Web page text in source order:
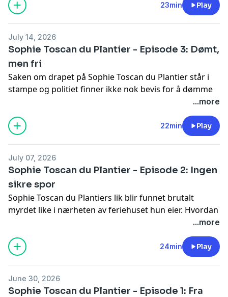
Palmes reformer gjør livet surt for de rikeste og det vil
de sent glemme. Hvor langt er de villige til å gå for å
See omnystudio.com/listener
23min Play
July 14, 2026
Sophie Toscan du Plantier - Episode 3: Dømt,
men fri
Saken om drapet på Sophie Toscan du Plantier står i
stampe og politiet finner ikke nok bevis for å dømme
noen. Likevel har de en åpenbar kandidat i siktet.
Frilansjournalisten Ian Bailey etterforskes, men har
han egentlig noe med drapet å gjøre? Er bildet for
stort og brikkene for få til å pusles?
...more
22min Play
July 07, 2026
Sophie Toscan du Plantier - Episode 2: Ingen
sikre spor
Sophie Toscan du Plantiers lik blir funnet brutalt
myrdet like i nærheten av feriehuset hun eier. Hvordan
har hun havnet der og hvem kan gjerningspersonen
være? Flere vitner står frem med informasjon, men
ingenting som beviselig kan knytte noen til drapet.
Politiet kjemper mot skygger.
...more
24min Play
June 30, 2026
Sophie Toscan du Plantier - Episode 1: Fra